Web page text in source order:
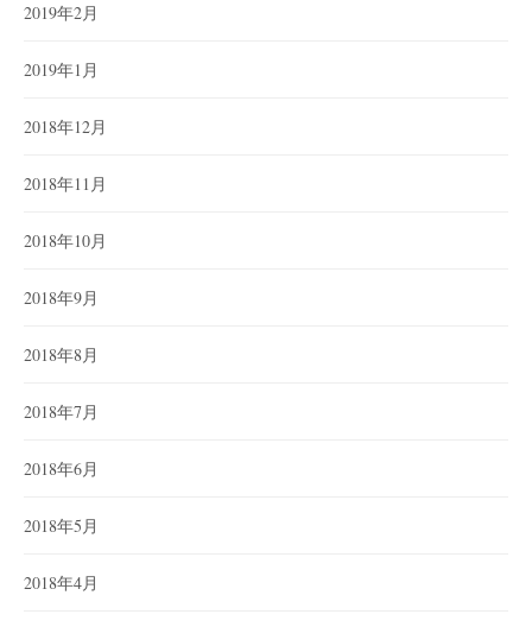
2019年2月
2019年1月
2018年12月
2018年11月
2018年10月
2018年9月
2018年8月
2018年7月
2018年6月
2018年5月
2018年4月